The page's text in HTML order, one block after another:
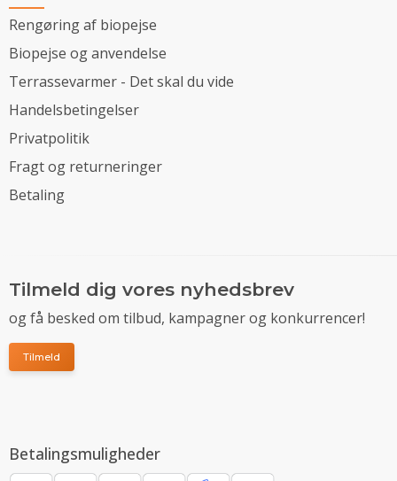
Rengøring af biopejse
Biopejse og anvendelse
Terrassevarmer - Det skal du vide
Handelsbetingelser
Privatpolitik
Fragt og returneringer
Betaling
Tilmeld dig vores nyhedsbrev
og få besked om tilbud, kampagner og konkurrencer!
Tilmeld
Betalingsmuligheder